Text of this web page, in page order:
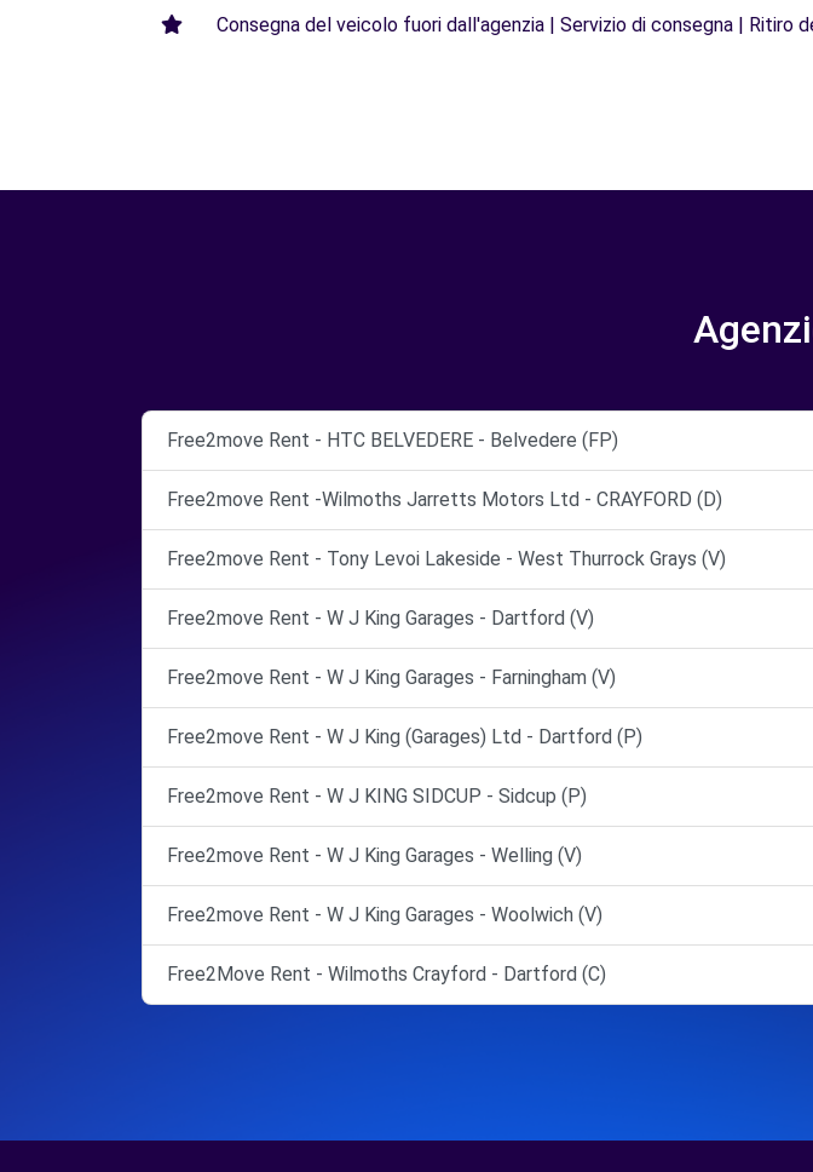
Consegna del veicolo fuori dall'agenzia | Servizio di consegna | Ritiro
Free2move Rent - HTC BELVEDERE - Belvedere (FP)
Free2move Rent -Wilmoths Jarretts Motors Ltd - CRAYFORD (D)
Free2move Rent - Tony Levoi Lakeside - West Thurrock Grays (V)
Free2move Rent - W J King Garages - Dartford (V)
Free2move Rent - W J King Garages - Farningham (V)
Free2move Rent - W J King (Garages) Ltd - Dartford (P)
Free2move Rent - W J KING SIDCUP - Sidcup (P)
Free2move Rent - W J King Garages - Welling (V)
Free2move Rent - W J King Garages - Woolwich (V)
Free2Move Rent - Wilmoths Crayford - Dartford (C)